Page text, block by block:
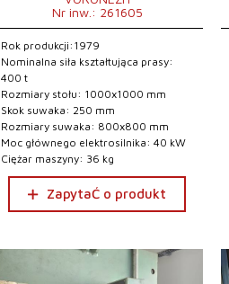
Nr inw.: 261605
Rok produkcji:1979
Nominalna siła kształtująca prasy:
400 t
Rozmiary stołu: 1000x1000 mm
Skok suwaka: 250 mm
Rozmiary suwaka: 800x800 mm
Moc głównego elektrosilnika: 40 kW
Ciężar maszyny: 36 kg
ZapytaĆ o produkt